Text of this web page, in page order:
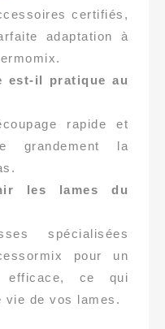
certifiés,
adaptation à
est-il pratique au
rapide et
grandement la
les lames du
spécialisées
pour un
efficace, ce qui
vie de vos lames.